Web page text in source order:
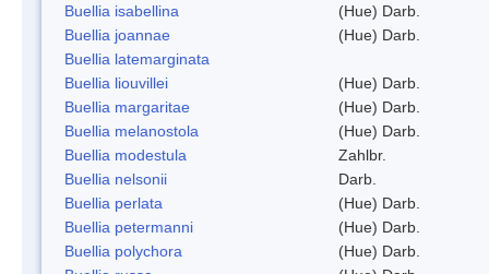
Buellia isabellina
(Hue) Darb.
Buellia joannae
(Hue) Darb.
Buellia latemarginata
Buellia liouvillei
(Hue) Darb.
Buellia margaritae
(Hue) Darb.
Buellia melanostola
(Hue) Darb.
Buellia modestula
Zahlbr.
Buellia nelsonii
Darb.
Buellia perlata
(Hue) Darb.
Buellia petermanni
(Hue) Darb.
Buellia polychora
(Hue) Darb.